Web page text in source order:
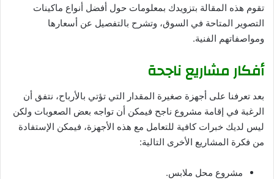
تقوم هذه المقالة بتزويدك بمعلومات حول أفضل أنواع ماكينات
التصوير المتاحة في السوق، وتشرح بالتفصيل عن أسعارها
ومواصفاتهم الفنية.
أفكار مشاريع ناجحة
بعد تعرفنا على أجهزة صغيرة المقدار التي تؤتي بالأرباح، نتفق أن
الرغبة في إقامة مشروع ناجح فيمكن أن تواجه بعض الصعوبات ولكن
ليس لديك خبرات كافية للتعامل مع هذه الأجهزة، فيمكن اﻹستفادة
من فكرة المشاريع الأخرى التالية:
مشروع محل ملابس.